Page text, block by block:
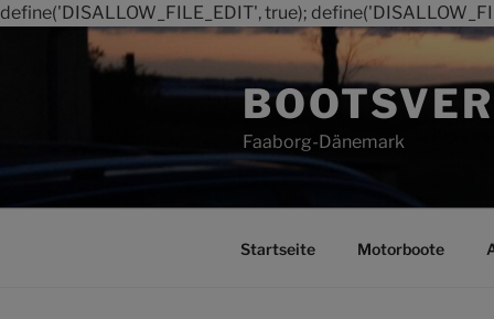
define('DISALLOW_FILE_EDIT', true);
Faaborg-Dänemark
Startseite Motorboote